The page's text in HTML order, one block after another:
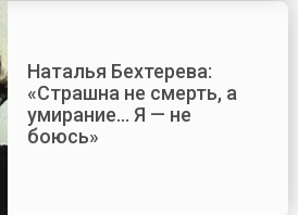
Наталья Бехтерева:
«Страшна не смерть, а
умирание... Я — не
боюсь»